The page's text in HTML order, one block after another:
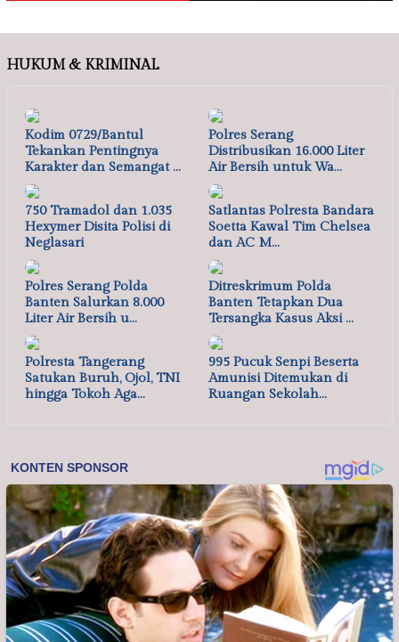
HUKUM & KRIMINAL
Kodim 0729/Bantul
Tekankan Pentingnya
Karakter dan Semangat …
Polres Serang
Distribusikan 16.000 Liter
Air Bersih untuk Wa…
750 Tramadol dan 1.035
Hexymer Disita Polisi di
Neglasari
Satlantas Polresta Bandara
Soetta Kawal Tim Chelsea
dan AC M…
Polres Serang Polda
Banten Salurkan 8.000
Liter Air Bersih u…
Ditreskrimum Polda
Banten Tetapkan Dua
Tersangka Kasus Aksi …
Polresta Tangerang
Satukan Buruh, Ojol, TNI
hingga Tokoh Aga…
995 Pucuk Senpi Beserta
Amunisi Ditemukan di
Ruangan Sekolah…